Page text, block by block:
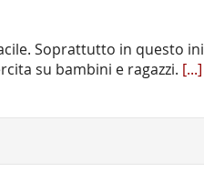
Soprattutto in questo
su bambini e ragazzi. [...]